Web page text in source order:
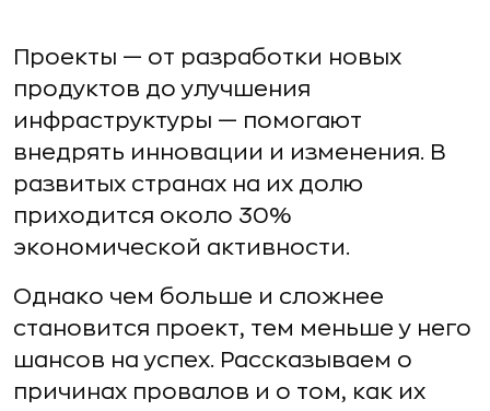
Проекты — от разработки новых
продуктов до улучшения
инфраструктуры — помогают
внедрять инновации и изменения. В
развитых странах на их долю
приходится около 30%
экономической активности.
Однако чем больше и сложнее
становится проект, тем меньше у него
шансов на успех. Рассказываем о
причинах провалов и о том, как их